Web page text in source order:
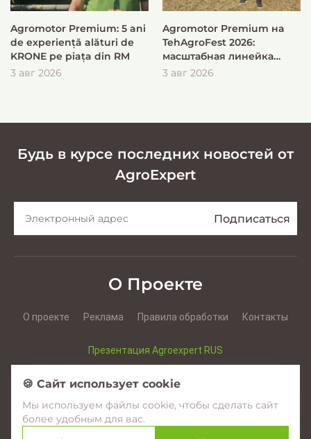
Agromotor Premium: 5 ani
de experiență alături de
KRONE pe piața din RM
3 авг 2026
Agromotor Premium на
TehAgroFest 2026:
масштабная линейка
KRONE для быстрой и
3 авг 2026
Будь в курсе последних новостей от
AgroExpert
О Проекте
О проекте Реклама Правила обработки Контакты
Презентация Agroexpert RUS
Facebook YouTube Instagram
🍪 Сайт использует cookie
Мы используем файлы cookie, чтобы сделать сайт
более удобным для вас.